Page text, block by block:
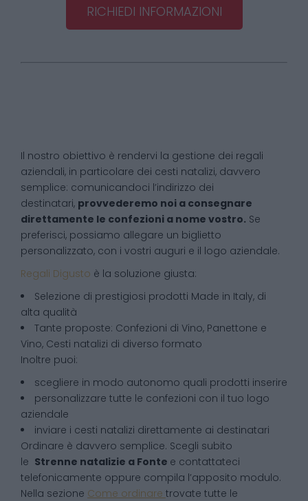
RICHIEDI INFORMAZIONI
Il nostro obiettivo è rendervi la gestione dei regali
aziendali, in particolare dei cesti natalizi, davvero
semplice: comunicandoci l’indirizzo dei
destinatari, provvederemo noi a consegnare
direttamente le confezioni a nome vostro. Se
preferisci, possiamo allegare un biglietto
personalizzato, con i vostri auguri e il logo aziendale.
Regali Digusto è la soluzione giusta:
Selezione di prestigiosi prodotti Made in Italy, di
alta qualità
Tante proposte: Confezioni di Vino, Panettone e
Vino, Cesti natalizi di diverso formato
Inoltre puoi:
scegliere in modo autonomo quali prodotti inserire
personalizzare tutte le confezioni con il tuo logo
aziendale
inviare i cesti natalizi direttamente ai destinatari
Ordinare è davvero semplice. Scegli subito
le Strenne natalizie a Fonte e contattateci
telefonicamente oppure compila l’apposito modulo.
Nella sezione Come ordinare trovate tutte le